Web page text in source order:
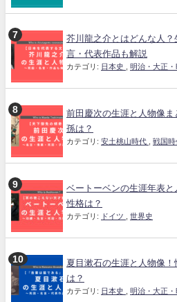
芥川龍之介とはどんな人
言・代表作品も解説
カテゴリ: 日本史 明治・大正
前田慶次の生涯と人物像
孫は？
カテゴリ: 安土桃山時代 戦国時
ベートーベンの生涯年表と
性格は？
カテゴリ: ドイツ 世界史
夏目漱石の生涯と人物像
は？
カテゴリ: 日本史 明治・大正